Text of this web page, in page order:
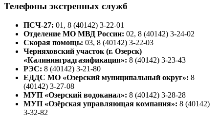
Телефоны экстренных служб
ПСЧ-27: 01, 8 (40142) 3-22-01
Отделение МО МВД России: 02, 8 (40142) 3-24-02
Скорая помощь: 03, 8 (40142) 3-22-03
Черняховский участок (г. Озерск)
«Калининградгазификация»: 8 (40142) 3-23-43
РЭС: 8 (40142) 3-21-80
ЕДДС МО «Озерский муниципальный округ»: 8
(40142) 3-27-08
МУП «Озерский водоканал»: 8 (40142) 3-28-28
МУП «Озёрская управляющая компания»: 8 (40142)
3-32-82